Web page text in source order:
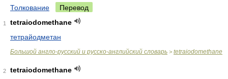
Толкование Перевод
1
tetraiodomethane
тетрайодметан
Большой англо-русский и русско-английский словарь > tetraiodomethane
2
tetraiodomethane